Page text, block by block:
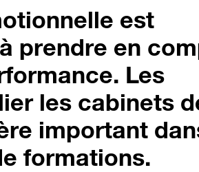
est
prendre en
Les
les cabinets
important
formations.